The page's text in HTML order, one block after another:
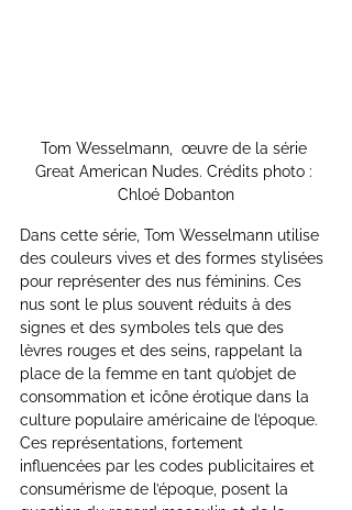
Tom Wesselmann,  œuvre de la série
Great American Nudes. Crédits photo :
Chloé Dobanton
Dans cette série, Tom Wesselmann utilise
des couleurs vives et des formes stylisées
pour représenter des nus féminins. Ces
nus sont le plus souvent réduits à des
signes et des symboles tels que des
lèvres rouges et des seins, rappelant la
place de la femme en tant qu’objet de
consommation et icône érotique dans la
culture populaire américaine de l’époque.
Ces représentations, fortement
influencées par les codes publicitaires et
consumérisme de l’époque, posent la